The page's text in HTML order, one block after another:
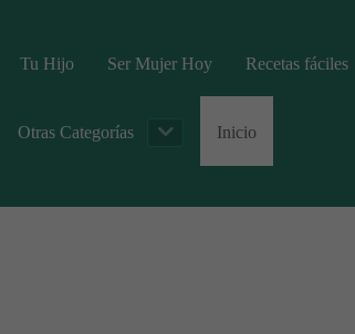
Tu Hijo Ser Mujer Hoy Recetas fáciles
Otras Categorías Inicio